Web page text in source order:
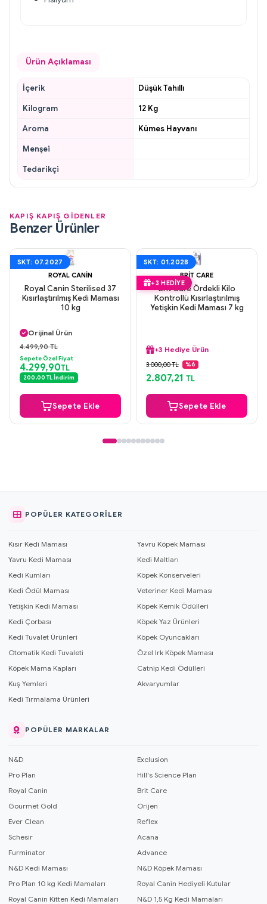
Ürün Açıklaması
İçerik
Düşük Tahıllı
Kilogram
12 Kg
Aroma
Kümes Hayvanı
Menşei
Tedarikçi
KAPIŞ KAPIŞ GİDENLER
Benzer Ürünler
SKT: 07.2027
ROYAL CANIN
Royal Canin Sterilised 37
Kısırlaştırılmış Kedi Maması
10 kg
Orijinal Ürün
Güvenli Ödeme
Aynı Gün Kargo
4.499,90 TL
Sepete Özel Fiyat
4.299,90TL
200,00 TL İndirim
Sepete Ekle
SKT: 01.2028
+3 HEDIYE
BRIT CARE
Brit Care Ördekli Kilo
Kontrollü Kısırlaştırılmış
Yetişkin Kedi Maması 7 kg
+3 Hediye Ürün
Aynı Gün Kargo
Orijinal Ürün
Güvenli Ödeme
3.000,00 TL %6
2.807,21 TL
Sepete Ekle
POPÜLER KATEGORILER
Kısır Kedi Maması
Yavru Köpek Maması
Yavru Kedi Maması
Kedi Maltları
Kedi Kumları
Köpek Konserveleri
Kedi Ödül Maması
Veteriner Kedi Maması
Yetişkin Kedi Maması
Köpek Kemik Ödülleri
Kedi Çorbası
Köpek Yaz Ürünleri
Kedi Tuvalet Ürünleri
Köpek Oyuncakları
Otomatik Kedi Tuvaleti
Özel Irk Köpek Maması
Köpek Mama Kapları
Catnip Kedi Ödülleri
Kuş Yemleri
Akvaryumlar
Kedi Tırmalama Ürünleri
POPÜLER MARKALAR
N&D
Exclusion
Pro Plan
Hill's Science Plan
Royal Canin
Brit Care
Gourmet Gold
Orijen
Ever Clean
Reflex
Schesir
Acana
Furminator
Advance
N&D Kedi Maması
N&D Köpek Maması
Pro Plan 10 kg Kedi Mamaları
Royal Canin Hediyeli Kutular
Royal Canin Kitten Kedi Mamaları
N&D 1,5 Kg Kedi Mamaları